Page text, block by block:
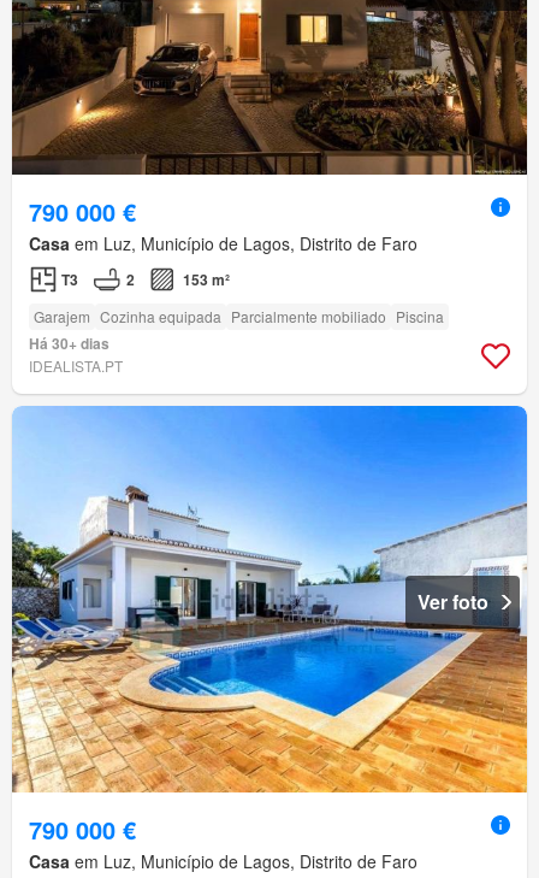
790 000 €
Casa em Luz, Município de Lagos, Distrito de Faro
T3 2 153 m²
Garajem Cozinha equipada Parcialmente mobiliado Piscina
Há 30+ dias
IDEALISTA.PT
Ver foto
790 000 €
Casa em Luz, Município de Lagos, Distrito de Faro